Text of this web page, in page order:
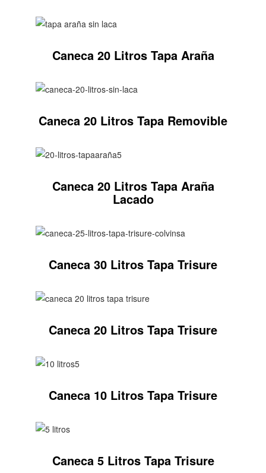
Caneca 20 Litros Tapa Araña
Caneca 20 Litros Tapa Removible
Caneca 20 Litros Tapa Araña
Lacado
Caneca 30 Litros Tapa Trisure
Caneca 20 Litros Tapa Trisure
Caneca 10 Litros Tapa Trisure
Caneca 5 Litros Tapa Trisure